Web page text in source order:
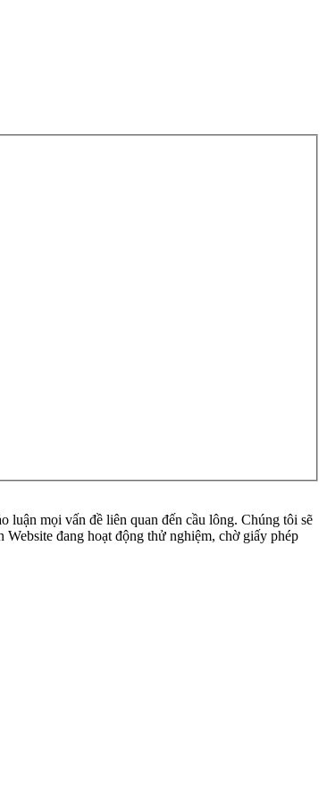
mọi vấn đề liên quan đến cầu lông. Chúng tôi sẽ
đang hoạt động thử nghiệm, chờ giấy phép